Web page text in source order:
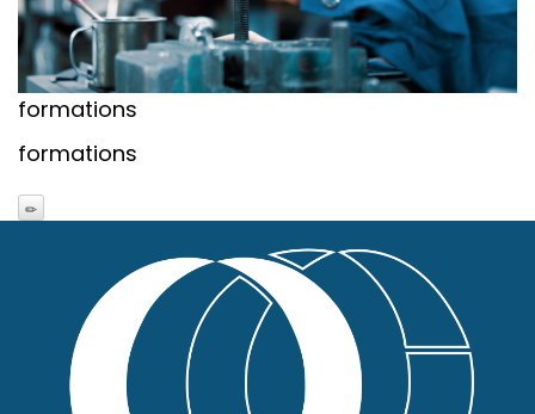
formations
formations